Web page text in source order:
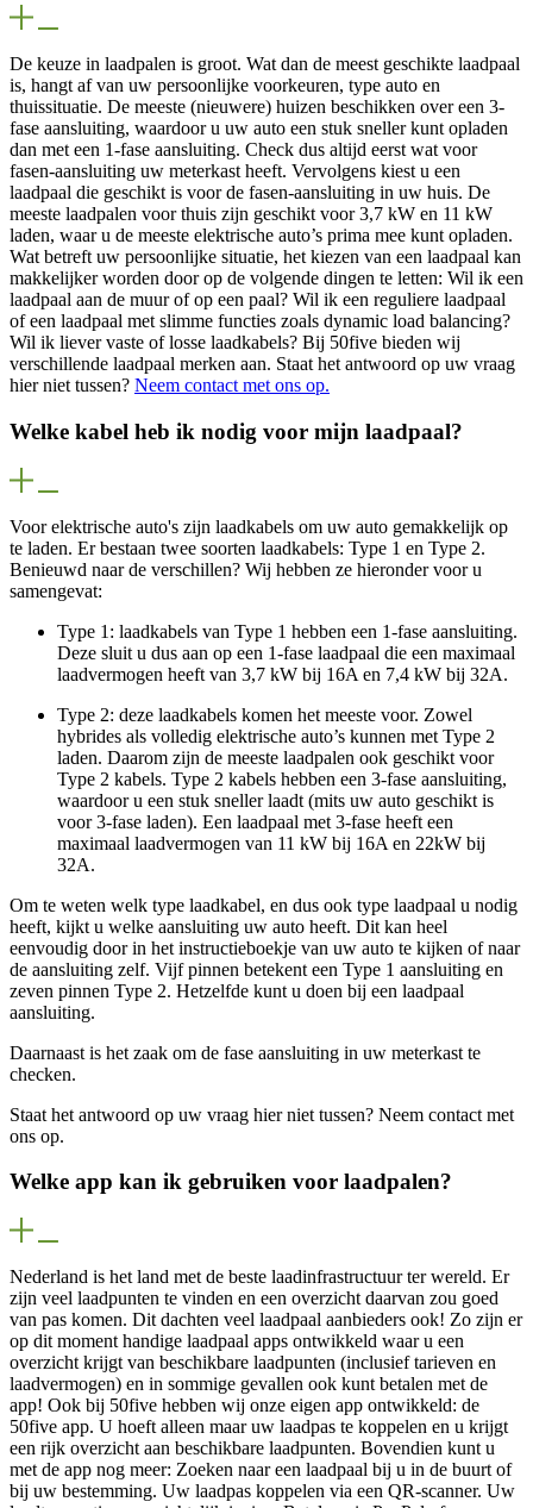
De keuze in laadpalen is groot. Wat dan de meest geschikte laadpaal
is, hangt af van uw persoonlijke voorkeuren, type auto en
thuissituatie. De meeste (nieuwere) huizen beschikken over een 3-
fase aansluiting, waardoor u uw auto een stuk sneller kunt opladen
dan met een 1-fase aansluiting. Check dus altijd eerst wat voor
fasen-aansluiting uw meterkast heeft. Vervolgens kiest u een
laadpaal die geschikt is voor de fasen-aansluiting in uw huis. De
meeste laadpalen voor thuis zijn geschikt voor 3,7 kW en 11 kW
laden, waar u de meeste elektrische auto’s prima mee kunt opladen.
Wat betreft uw persoonlijke situatie, het kiezen van een laadpaal kan
makkelijker worden door op de volgende dingen te letten: Wil ik een
laadpaal aan de muur of op een paal? Wil ik een reguliere laadpaal
of een laadpaal met slimme functies zoals dynamic load balancing?
Wil ik liever vaste of losse laadkabels? Bij 50five bieden wij
verschillende laadpaal merken aan. Staat het antwoord op uw vraag
hier niet tussen? Neem contact met ons op.
Welke kabel heb ik nodig voor mijn laadpaal?
Voor elektrische auto's zijn laadkabels om uw auto gemakkelijk op
te laden. Er bestaan twee soorten laadkabels: Type 1 en Type 2.
Benieuwd naar de verschillen? Wij hebben ze hieronder voor u
samengevat:
Type 1: laadkabels van Type 1 hebben een 1-fase aansluiting.
Deze sluit u dus aan op een 1-fase laadpaal die een maximaal
laadvermogen heeft van 3,7 kW bij 16A en 7,4 kW bij 32A.
Type 2: deze laadkabels komen het meeste voor. Zowel
hybrides als volledig elektrische auto’s kunnen met Type 2
laden. Daarom zijn de meeste laadpalen ook geschikt voor
Type 2 kabels. Type 2 kabels hebben een 3-fase aansluiting,
waardoor u een stuk sneller laadt (mits uw auto geschikt is
voor 3-fase laden). Een laadpaal met 3-fase heeft een
maximaal laadvermogen van 11 kW bij 16A en 22kW bij
32A.
Om te weten welk type laadkabel, en dus ook type laadpaal u nodig
heeft, kijkt u welke aansluiting uw auto heeft. Dit kan heel
eenvoudig door in het instructieboekje van uw auto te kijken of naar
de aansluiting zelf. Vijf pinnen betekent een Type 1 aansluiting en
zeven pinnen Type 2. Hetzelfde kunt u doen bij een laadpaal
aansluiting.
Daarnaast is het zaak om de fase aansluiting in uw meterkast te
checken.
Staat het antwoord op uw vraag hier niet tussen? Neem contact met
ons op.
Welke app kan ik gebruiken voor laadpalen?
Nederland is het land met de beste laadinfrastructuur ter wereld. Er
zijn veel laadpunten te vinden en een overzicht daarvan zou goed
van pas komen. Dit dachten veel laadpaal aanbieders ook! Zo zijn er
op dit moment handige laadpaal apps ontwikkeld waar u een
overzicht krijgt van beschikbare laadpunten (inclusief tarieven en
laadvermogen) en in sommige gevallen ook kunt betalen met de
app! Ook bij 50five hebben wij onze eigen app ontwikkeld: de
50five app. U hoeft alleen maar uw laadpas te koppelen en u krijgt
een rijk overzicht aan beschikbare laadpunten. Bovendien kunt u
met de app nog meer: Zoeken naar een laadpaal bij u in de buurt of
bij uw bestemming. Uw laadpas koppelen via een QR-scanner. Uw